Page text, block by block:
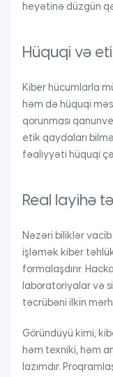
heyətinə düzgün
Hüquqi və
Kiber hücumlarla
həm də hüquqi
qorunması
etik qaydaları
fəaliyyəti hüquqi
Real layihə
Nəzəri biliklər
işləmək kiber
formalaşdırır.
laboratoriyalar və
təcrübəni ilkin
Göründüyü kimi,
həm texniki, həm
lazımdır.